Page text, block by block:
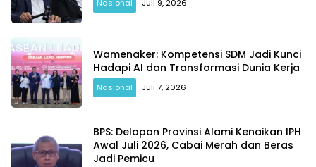
Nasional Juli 9, 2026
Wamenaker: Kompetensi SDM Jadi Kunci
Hadapi AI dan Transformasi Dunia Kerja
Nasional Juli 7, 2026
BPS: Delapan Provinsi Alami Kenaikan IPH
Awal Juli 2026, Cabai Merah dan Beras
Jadi Pemicu